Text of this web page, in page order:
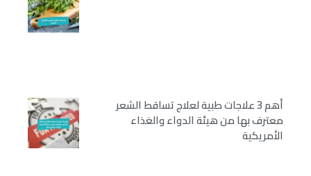
أهم 3 علاجات طبية لعلاج تساقط الشعر
معترف بها من هيئة الدواء والغذاء
الأمريكية